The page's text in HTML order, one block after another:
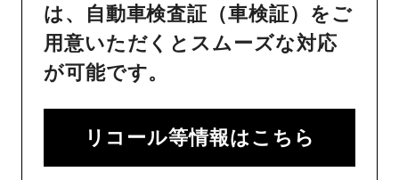
は、自動車検査証（車検証）をご
用意いただくとスムーズな対応
が可能です。
リコール等情報はこちら